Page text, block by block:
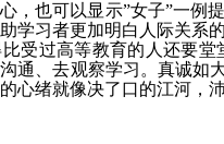
，也可以显示”女子”一例
学习者更加明白人际关系
受过高等教育的人还要
通、去观察学习。真诚如
心绪就像决了口的江河，